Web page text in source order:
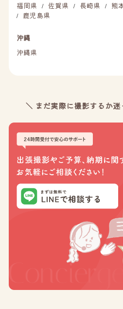
福岡県
/ 佐賀県 / 長崎県 / 熊
/ 鹿児島県
沖縄
沖縄県
＼ まだ実際に撮影するか